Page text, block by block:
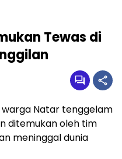
Tewas di
warga Natar tenggelam
ditemukan oleh tim
meninggal dunia